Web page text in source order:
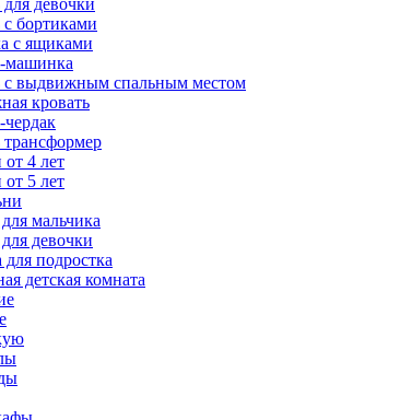
девочки
с бортиками
с ящиками
машинка
с выдвижным спальным местом
кровать
чердак
трансформер
4 лет
5 лет
мальчика
девочки
подростка
детская комната